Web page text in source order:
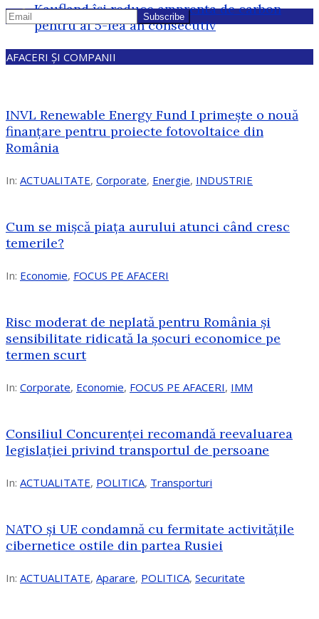
Kaufland își reduce amprenta de carbon
pentru al 5-lea an consecutiv
AFACERI ȘI COMPANII
INVL Renewable Energy Fund I primește o nouă
finanțare pentru proiecte fotovoltaice din
România
In: ACTUALITATE, Corporate, Energie, INDUSTRIE
Cum se mișcă piața aurului atunci când cresc
temerile?
In: Economie, FOCUS PE AFACERI
Risc moderat de neplată pentru România și
sensibilitate ridicată la șocuri economice pe
termen scurt
In: Corporate, Economie, FOCUS PE AFACERI, IMM
Consiliul Concurenței recomandă reevaluarea
legislației privind transportul de persoane
In: ACTUALITATE, POLITICA, Transporturi
NATO și UE condamnă cu fermitate activitățile
cibernetice ostile din partea Rusiei
In: ACTUALITATE, Aparare, POLITICA, Securitate